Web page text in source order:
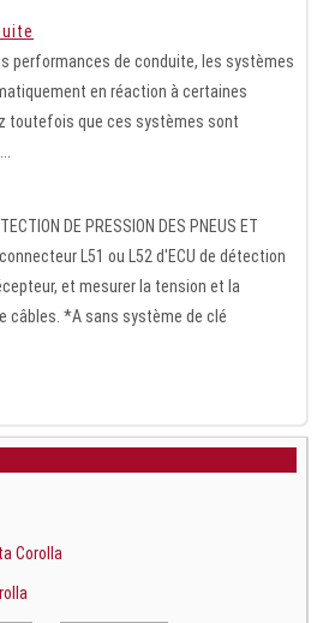
performances de conduite, les systèmes
en réaction à certaines
toutefois que ces systèmes sont
DE PRESSION DES PNEUS ET
L51 ou L52 d'ECU de détection
et mesurer la tension et la
câbles. *A sans système de clé
Corolla